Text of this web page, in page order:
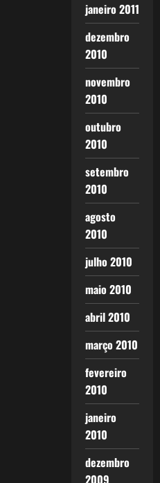
janeiro 2011
dezembro
2010
novembro
2010
outubro
2010
setembro
2010
agosto
2010
julho 2010
maio 2010
abril 2010
março 2010
fevereiro
2010
janeiro
2010
dezembro
2009